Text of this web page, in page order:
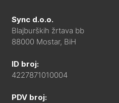
Sync d.o.o.
Blajburških žrtava bb
88000 Mostar, BiH
ID broj:
4227871010004
PDV broj: